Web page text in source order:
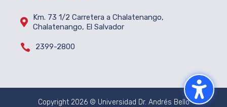

Km. 73 1/2 Carretera a Chalatenango,
Chalatenango, El Salvador
 2399-2800
Copyright 2026 © Universidad Dr. Andrés Bello